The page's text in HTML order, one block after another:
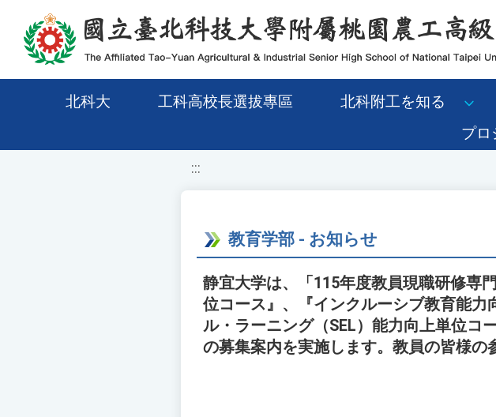
移至網頁之主要內容區位置
北科大 工科高校長選拔專區 北科附工を知る
プロ
:::
教育学部 - お知らせ
静宜大学は、「115年度教員現職研修専
位コース』、『インクルーシブ教育能
ル・ラーニング（SEL）能力向上単位コ
の募集案内を実施します。教員の皆様の